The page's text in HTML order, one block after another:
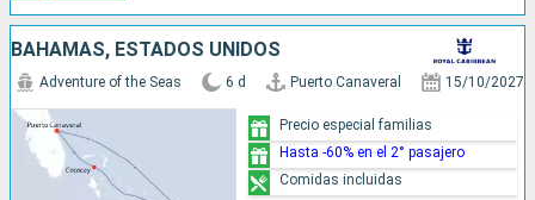
BAHAMAS, ESTADOS UNIDOS
Adventure of the Seas 6 d Puerto Canaveral 15/10/2027
Precio especial familias
Hasta -60% en el 2° pasajero
Comidas incluidas